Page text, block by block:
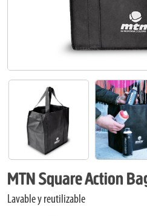
MTN Square Action
Lavable y reutilizable